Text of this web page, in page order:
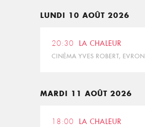
LUNDI 10 AOÛT 2026
20:30 LA CHALEUR
CINÉMA YVES ROBERT, EVRON
MARDI 11 AOÛT 2026
18:00 LA CHALEUR